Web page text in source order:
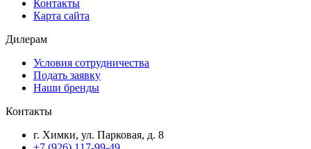
Контакты
Карта сайта
Дилерам
Условия сотрудничества
Подать заявку
Наши бренды
Контакты
г. Химки, ул. Парковая, д. 8